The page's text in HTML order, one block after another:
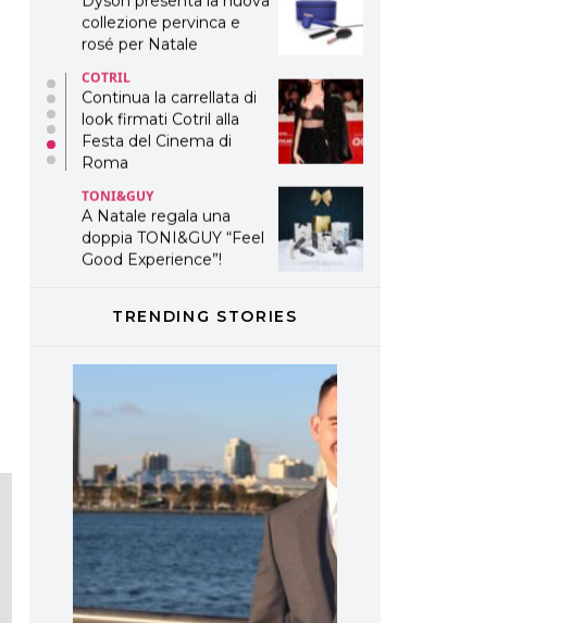
collezione pervinca e
rosé per Natale
COTRIL
Continua la carrellata di
look firmati Cotril alla
Festa del Cinema di
Roma
TONI&GUY
A Natale regala una
doppia TONI&GUY “Feel
Good Experience”!
LABEL.M lancia la sua
DAVINES
cofanetti beauty preziosi
per un regalo adatto ad
ogni capello
TRENDING STORIES